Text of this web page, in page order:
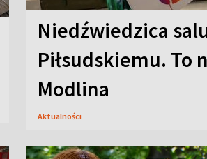
Niedźwiedzica
Piłsudskiemu. To
Modlina
Aktualności